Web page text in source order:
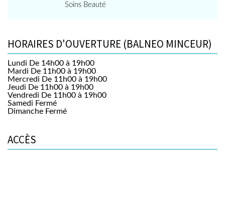
Soins Beauté
HORAIRES D'OUVERTURE (BALNEO MINCEUR)
Lundi De 14h00 à 19h00
Mardi De 11h00 à 19h00
Mercredi De 11h00 à 19h00
Jeudi De 11h00 à 19h00
Vendredi De 11h00 à 19h00
Samedi Fermé
Dimanche Fermé
ACCÈS